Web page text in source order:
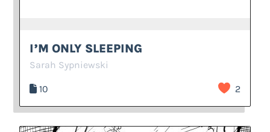
I’M ONLY SLEEPING
Sarah Sypniewski
10 2